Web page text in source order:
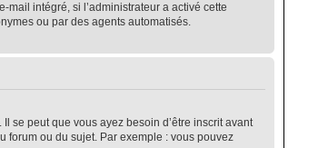
intégré, si l’administrateur a activé cette
ou par des agents automatisés.
se peut que vous ayez besoin d’être inscrit avant
forum ou du sujet. Par exemple : vous pouvez